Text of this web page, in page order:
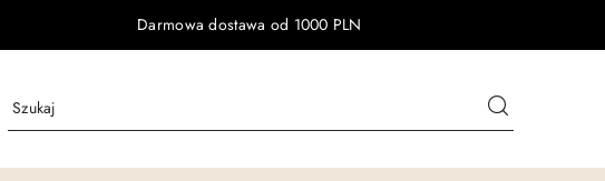
Darmowa dostawa od 1000 PLN